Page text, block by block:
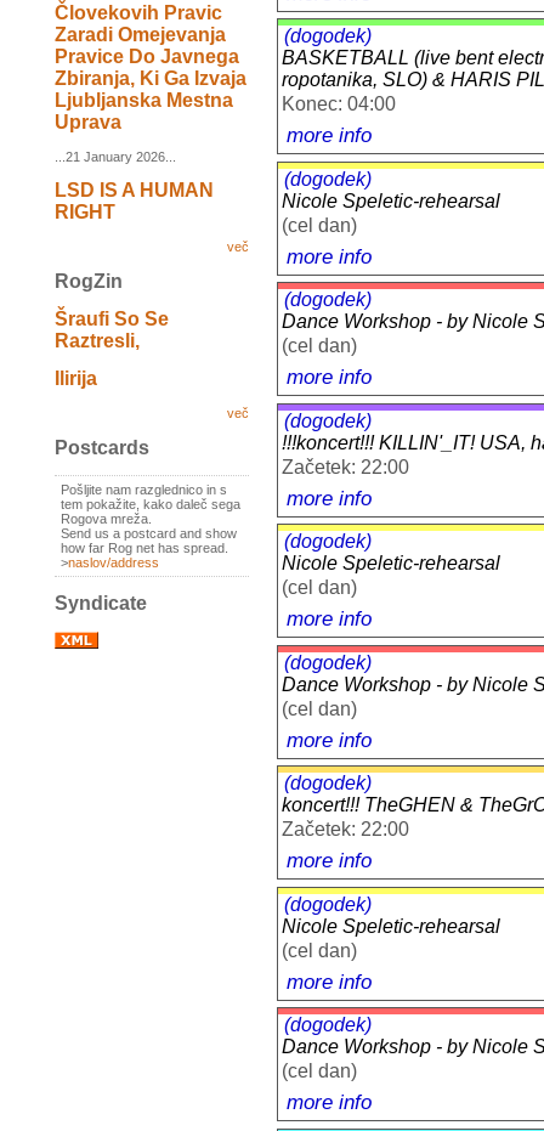
Človekovih Pravic
Zaradi Omejevanja
Pravice Do Javnega
Zbiranja, Ki Ga Izvaja
Ljubljanska Mestna
Uprava
...21 January 2026...
LSD IS A HUMAN
RIGHT
več
RogZin
Šraufi So Se
Raztresli,
Ilirija
več
Postcards
Pošljite nam razglednico in s
tem pokažite, kako daleč sega
Rogova mreža.
Send us a postcard and show
how far Rog net has spread.
>naslov/address
Syndicate
(dogodek)
BASKETBALL (live bent
ropotanika, SLO) & HARIS
Konec: 04:00
more info
(dogodek)
Nicole Speletic-rehearsal
(cel dan)
more info
(dogodek)
Dance Workshop - by Nicole
(cel dan)
more info
(dogodek)
!!!koncert!!! KILLIN'_IT! USA,
Začetek: 22:00
more info
(dogodek)
Nicole Speletic-rehearsal
(cel dan)
more info
(dogodek)
Dance Workshop - by Nicole
(cel dan)
more info
(dogodek)
koncert!!! TheGHEN &
Začetek: 22:00
more info
(dogodek)
Nicole Speletic-rehearsal
(cel dan)
more info
(dogodek)
Dance Workshop - by Nicole
(cel dan)
more info